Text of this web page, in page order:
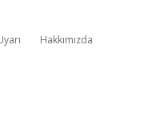
Hakkımızda